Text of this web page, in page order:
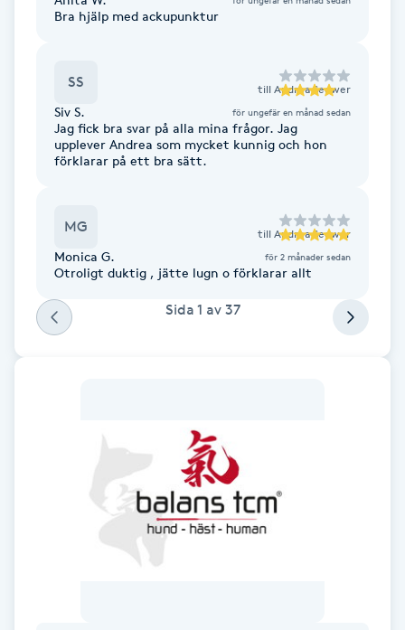
Föning
Gel naglar
Gelenaglar
Gua Sha-massage
Bra hjälp med ackupunktur
SS till Andrea Seewer
Siv S. för ungefär en månad sedan
Jag fick bra svar på alla mina frågor. Jag
upplever Andrea som mycket kunnig och hon
förklarar på ett bra sätt.
MG till Andrea Seewer
Monica G. för 2 månader sedan
Otroligt duktig , jätte lugn o förklarar allt
Sida 1 av 37